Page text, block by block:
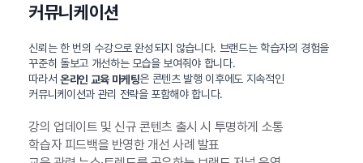
커뮤니케이션
신뢰는 한 번의 수강으로 완성되지 않습니다. 브랜드는 학습자의 경험을
꾸준히 돌보고 개선하는 모습을 보여줘야 합니다.
따라서 온라인 교육 마케팅은 콘텐츠 발행 이후에도 지속적인
커뮤니케이션과 관리 전략을 포함해야 합니다.
강의 업데이트 및 신규 콘텐츠 출시 시 투명하게 소통
학습자 피드백을 반영한 개선 사례 발표